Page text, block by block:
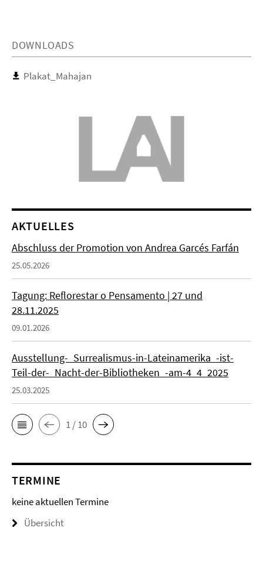
DOWNLOADS
Plakat_Mahajan
AKTUELLES
Abschluss der Promotion von Andrea Garcés Farfán
25.05.2026
Tagung: Reflorestar o Pensamento | 27 und
28.11.2025
09.01.2026
Ausstellung-_Surrealismus-in-Lateinamerika_-ist-
Teil-der-_Nacht-der-Bibliotheken_-am-4_4_2025
25.03.2025
1 / 10
TERMINE
keine aktuellen Termine
Übersicht